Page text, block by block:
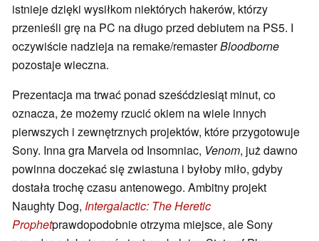
istnieje dzięki wysiłkom niektórych hakerów, którzy
przenieśli grę na PC na długo przed debiutem na PS5. I
oczywiście nadzieja na remake/remasterBloodborne
pozostaje wieczna.
Prezentacja ma trwać ponad sześćdziesiąt minut, co
oznacza, że możemy rzucić okiem na wiele innych
pierwszych i zewnętrznych projektów, które przygotowuje
Sony. Inna gra Marvela od Insomniac, Venom, już dawno
powinna doczekać się zwiastuna i byłoby miło, gdyby
dostała trochę czasu antenowego. Ambitny projekt
Naughty Dog, Intergalactic: The Heretic
Prophetprawdopodobnie otrzyma miejsce, ale Sony